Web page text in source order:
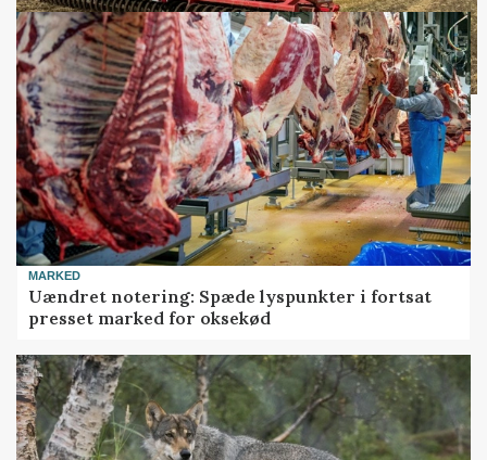
MARKED
Uændret notering: Spæde lyspunkter i fortsat
presset marked for oksekød